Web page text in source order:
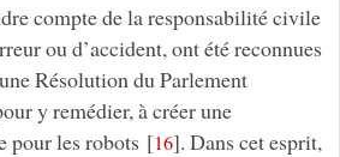
compte de la responsabilité civile
ou d’accident, ont été reconnues
Résolution du Parlement
y remédier, à créer une
pour les robots [16]. Dans cet esprit,